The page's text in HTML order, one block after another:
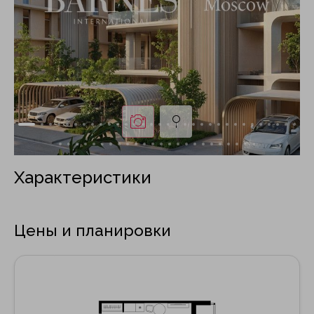
Характеристики
Цены и планировки